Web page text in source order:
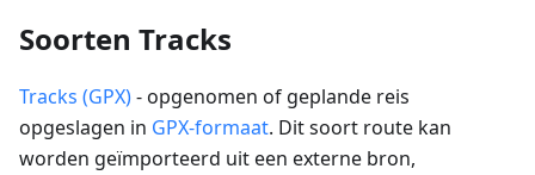
Soorten Tracks
Tracks (GPX)- opgenomen of geplande reis
opgeslagen in GPX-formaat. Dit soort route kan
worden geïmporteerd uit een externe bron,